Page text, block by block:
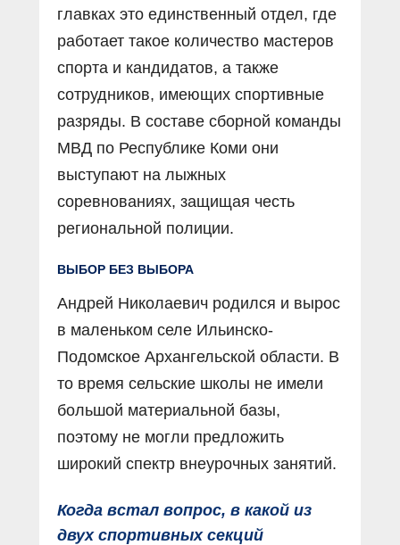
главках это единственный отдел, где
работает такое количество мастеров
спорта и кандидатов, а также
сотрудников, имеющих спортивные
разряды. В составе сборной команды
МВД по Республике Коми они
выступают на лыжных
соревнованиях, защищая честь
региональной полиции.
ВЫБОР БЕЗ ВЫБОРА
Андрей Николаевич родился и вырос
в маленьком селе Ильинско-
Подомское Архангельской области. В
то время сельские школы не имели
большой материальной базы,
поэтому не могли предложить
широкий спектр внеурочных занятий.
Когда встал вопрос, в какой из
двух спортивных секций